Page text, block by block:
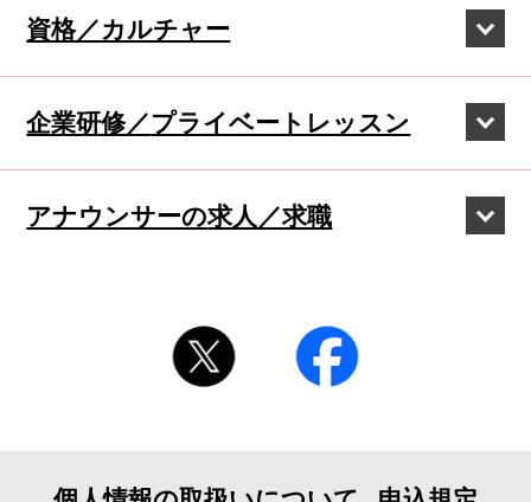
資格／カルチャー
企業研修／プライベートレッスン
アナウンサーの求人／求職